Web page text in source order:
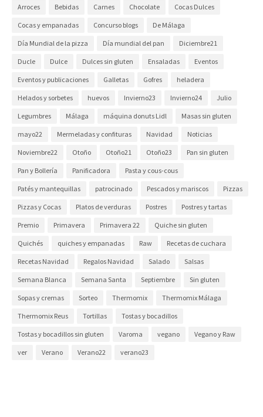
Arroces Bebidas Carnes Chocolate Cocas Dulces
Cocas y empanadas Concurso blogs De Málaga
Día Mundial de la pizza Día mundial del pan Diciembre21
Ducle Dulce Dulces sin gluten Ensaladas Eventos
Eventos y publicaciones Galletas Gofres heladera
Helados y sorbetes huevos Invierno23 Invierno24 Julio
Legumbres Málaga máquina donuts Lidl Masas sin gluten
mayo22 Mermeladas y confituras Navidad Noticias
Noviembre22 Otoño Otoño21 Otoño23 Pan sin gluten
Pan y Bollería Panificadora Pasta y cous-cous
Patés y mantequillas patrocinado Pescados y mariscos Pizzas
Pizzas y Cocas Platos de verduras Postres Postres y tartas
Premio Primavera Primavera 22 Quiche sin gluten
Quichés quiches y empanadas Raw Recetas de cuchara
Recetas Navidad Regalos Navidad Salado Salsas
Semana Blanca Semana Santa Septiembre Sin gluten
Sopas y cremas Sorteo Thermomix Thermomix Málaga
Thermomix Reus Tortillas Tostas y bocadillos
Tostas y bocadillos sin gluten Varoma vegano Vegano y Raw
ver Verano Verano22 verano23